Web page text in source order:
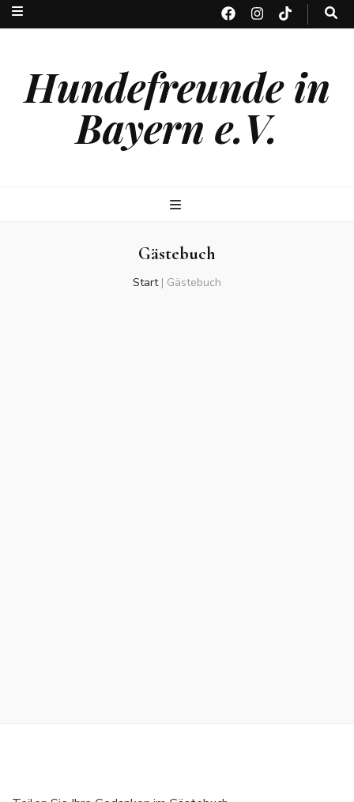
Hundefreunde in
Bayern e.V.
Gästebuch
Start | Gästebuch